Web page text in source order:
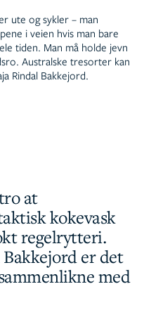
ute og sykler – man
i veien hvis man bare
tiden. Man må holde jevn
Australske tresorter kan
Rindal Bakkejord.
at
kokevask
regelrytteri.
er det
med